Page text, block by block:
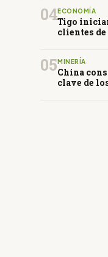
04ECONOMÍA
Tigo
clientes
05 MINERÍA
China
clave de